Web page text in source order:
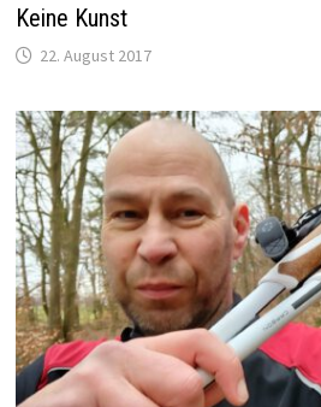
Keine Kunst
22. August 2017